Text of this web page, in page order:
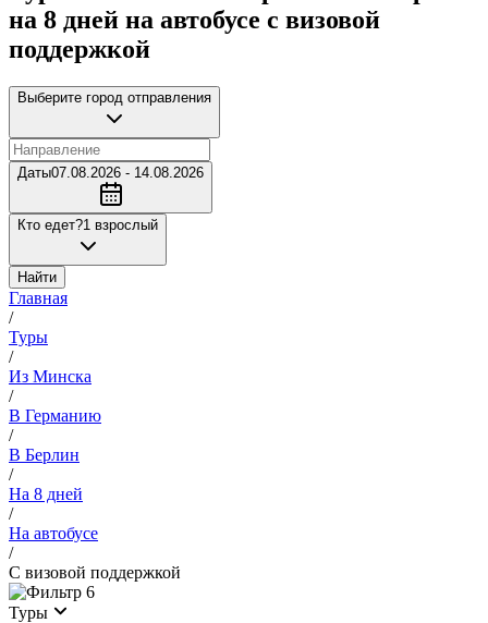
на 8 дней на автобусе с визовой
поддержкой
Выберите город отправления
Даты07.08.2026 - 14.08.2026
Кто едет?1 взрослый
Найти
Главная
/
Туры
/
Из Минска
/
В Германию
/
В Берлин
/
На 8 дней
/
На автобусе
/
С визовой поддержкой
6
Туры